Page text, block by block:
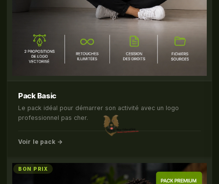
Pack Basic
Le pack idéal pour démarrer son activité avec un logo
professionnel pas cher.
Voir le pack →
BON PRIX